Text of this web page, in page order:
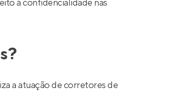
à confidencialidade nas
a atuação de corretores de